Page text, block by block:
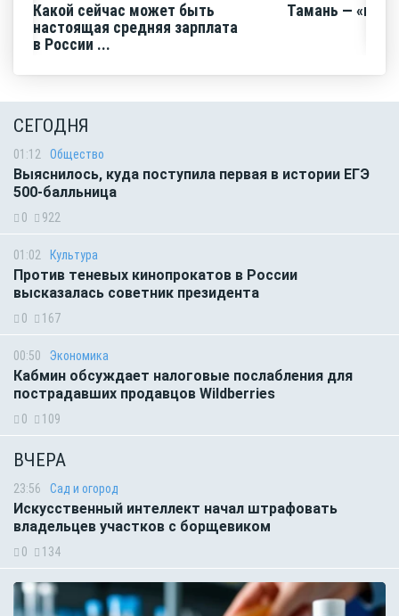
Какой сейчас может быть
настоящая средняя зарплата
в России ...
Тамань —
СЕГОДНЯ
01:12 Общество
Выяснилось, куда поступила первая в истории ЕГЭ
500-балльница
0 922
01:02 Культура
Против теневых кинопрокатов в России
высказалась советник президента
0 167
00:50 Экономика
Кабмин обсуждает налоговые послабления для
пострадавших продавцов Wildberries
0 109
ВЧЕРА
23:56 Сад и огород
Искусственный интеллект начал штрафовать
владельцев участков с борщевиком
0 134